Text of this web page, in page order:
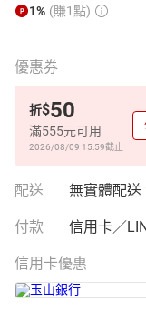
1% (賺1點)
優惠券
折$50
滿555元可用
2026/08/09 15:59截止
配送 無實體配送
付款 信用卡／
信用卡優惠